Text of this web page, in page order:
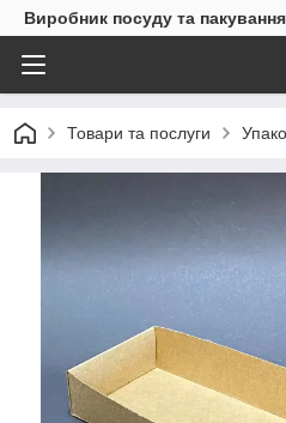
Виробник посуду та
Товари та послуги